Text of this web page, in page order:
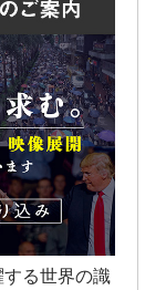
する世界の識